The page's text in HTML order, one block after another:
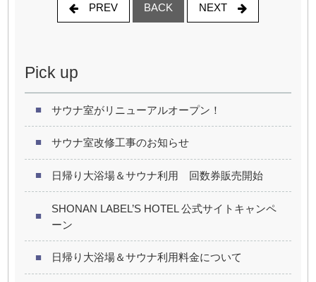
PREV BACK NEXT
Pick up
サウナ室がリニューアルオープン！
サウナ室改修工事のお知らせ
日帰り大浴場＆サウナ利用 回数券販売開始
SHONAN LABEL’S HOTEL 公式サイトキャンペ
ーン
日帰り大浴場＆サウナ利用料金について